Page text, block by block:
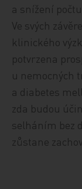
a snížení
Ve svých
klinického
potvrzena
u nemocných
a diabetes
zda budou
selháním bez
zůstane